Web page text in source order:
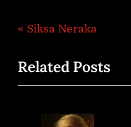
Navigation
de
l’article
P
e
v
Siksa Neraka
Related Posts